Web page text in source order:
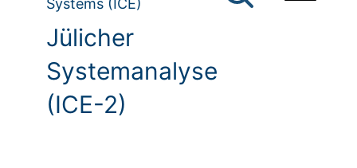
Systems (ICE)
Jülicher
Systemanalyse
(ICE-2)